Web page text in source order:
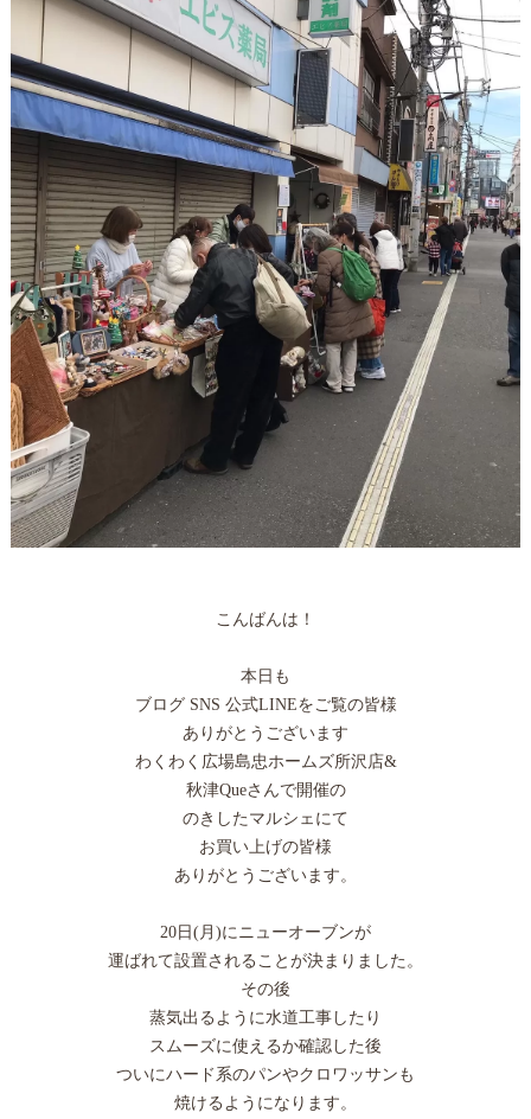
こんばんは！
本日も
ブログ SNS 公式LINEをご覧の皆様
ありがとうございます
わくわく広場島忠ホームズ所沢店&
秋津Queさんで開催の
のきしたマルシェにて
お買い上げの皆様
ありがとうございます。
20日(月)にニューオーブンが
運ばれて設置されることが決まりました。
その後
蒸気出るように水道工事したり
スムーズに使えるか確認した後
ついにハード系のパンやクロワッサンも
焼けるようになります。